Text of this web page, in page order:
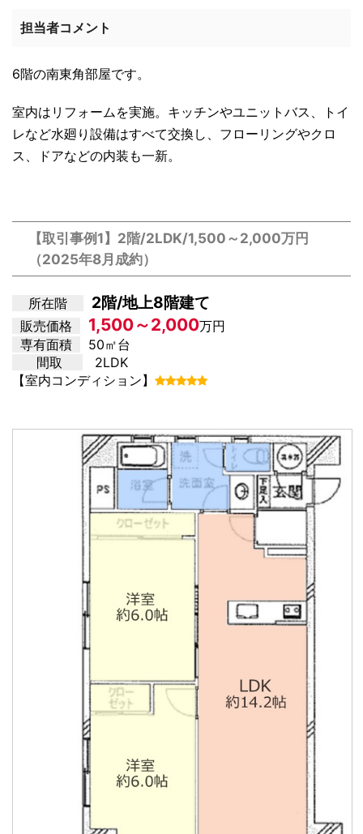
担当者コメント
6階の南東角部屋です。
室内はリフォームを実施。キッチンやユニットバス、トイ
レなど水廻り設備はすべて交換し、フローリングやクロ
ス、ドアなどの内装も一新。
【取引事例1】2階/2LDK/1,500～2,000万円
（2025年8月成約）
所在階 2階/地上8階建て
販売価格 1,500～2,000万円
専有面積
50㎡台
間取
2LDK
【室内コンディション】